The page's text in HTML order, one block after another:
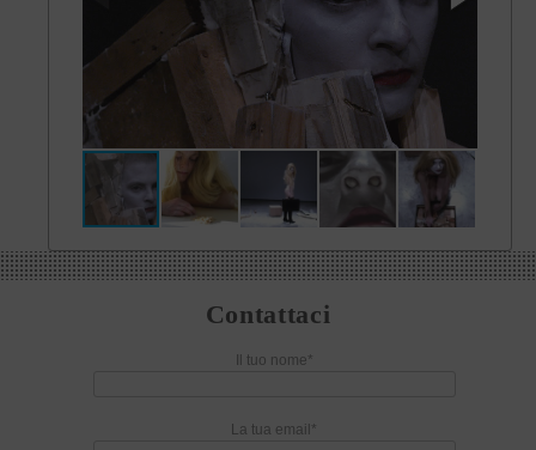
Contattaci
Il tuo nome*
La tua email*